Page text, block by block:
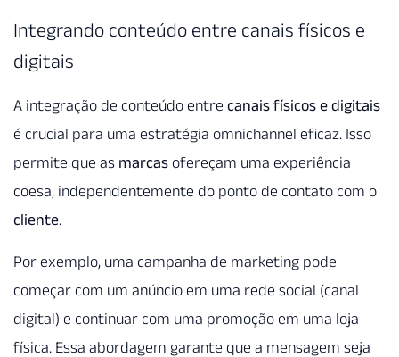
Integrando conteúdo entre canais físicos e
digitais
A integração de conteúdo entre canais físicos e digitais
é crucial para uma estratégia omnichannel eficaz. Isso
permite que as marcas ofereçam uma experiência
coesa, independentemente do ponto de contato com o
cliente.
Por exemplo, uma campanha de marketing pode
começar com um anúncio em uma rede social (canal
digital) e continuar com uma promoção em uma loja
física. Essa abordagem garante que a mensagem seja